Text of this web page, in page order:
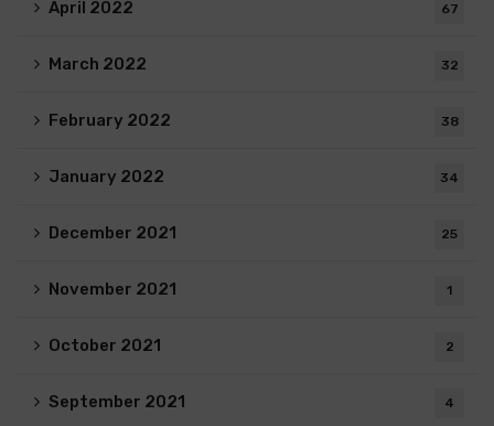
April 2022 67
March 2022 32
February 2022 38
January 2022 34
December 2021 25
November 2021 1
October 2021 2
September 2021 4